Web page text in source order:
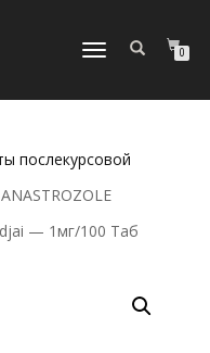
ПЕРЕКЛЮЧИТЬ
0
послекурсовой
— 1мг/100 Таб